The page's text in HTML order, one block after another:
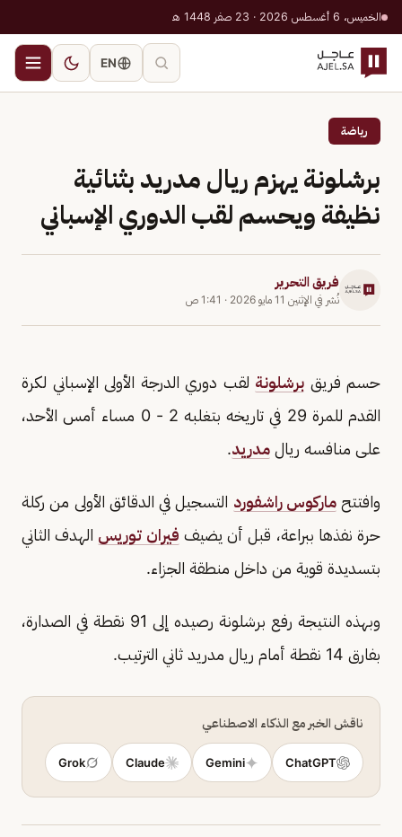
الخميس، 6 أغسطس 2026 · 23 صفر 1448 هـ
EN
رياضة
برشلونة يهزم ريال مدريد بثنائية
نظيفة ويحسم لقب الدوري الإسباني
فريق التحرير
نُشر في الإثنين 11 مايو 2026 · 1:41 ص
حسم فريق برشلونة لقب دوري الدرجة الأولى الإسباني لكرة
القدم للمرة 29 ‌في تاريخه بتغلبه 2 - 0 مساء أمس الأحد،
على منافسه ريال مدريد.
وافتتحماركوس راشفورد التسجيل في الدقائق ‌الأولى من ركلة
حرة نفذها ببراعة، قبل أن يضيف فيران توريس الهدف ‌الثاني
بتسديدة قوية من داخل منطقة الجزاء.
وبهذه النتيجة رفع برشلونة رصيده إلى 91 نقطة في الصدارة،
بفارق 14 نقطة أمام ريال مدريد ثاني الترتيب.
ناقش الخبر مع الذكاء الاصطناعي
ChatGPT
Gemini
Claude
Grok